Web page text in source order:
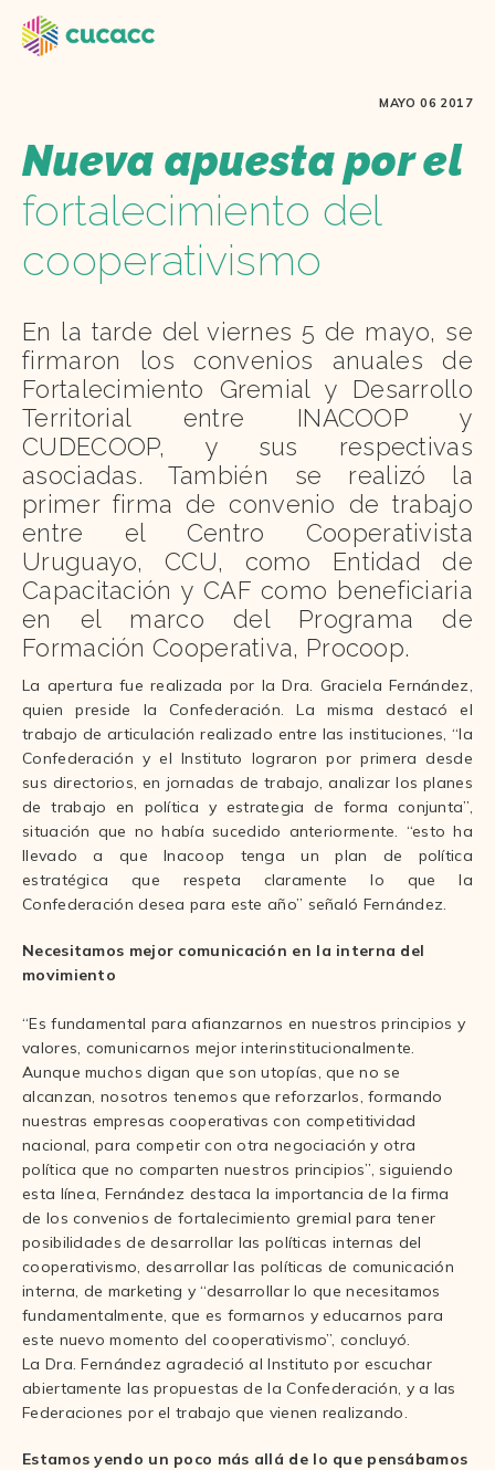
MAYO 06 2017
Nueva apuesta por el
fortalecimiento del
cooperativismo
En la tarde del viernes 5 de mayo, se
firmaron los convenios anuales de
Fortalecimiento Gremial y Desarrollo
Territorial entre INACOOP y
CUDECOOP, y sus respectivas
asociadas. También se realizó la
primer firma de convenio de trabajo
entre el Centro Cooperativista
Uruguayo, CCU, como Entidad de
Capacitación y CAF como beneficiaria
en el marco del Programa de
Formación Cooperativa, Procoop.
La apertura fue realizada por la Dra. Graciela Fernández,
quien preside la Confederación. La misma destacó el
trabajo de articulación realizado entre las instituciones, “la
Confederación y el Instituto lograron por primera desde
sus directorios, en jornadas de trabajo, analizar los planes
de trabajo en política y estrategia de forma conjunta”,
situación que no había sucedido anteriormente. “esto ha
llevado a que Inacoop tenga un plan de política
estratégica que respeta claramente lo que la
Confederación desea para este año” señaló Fernández.
Necesitamos mejor comunicación en la interna del
movimiento
“Es fundamental para afianzarnos en nuestros principios y
valores, comunicarnos mejor interinstitucionalmente.
Aunque muchos digan que son utopías, que no se
alcanzan, nosotros tenemos que reforzarlos, formando
nuestras empresas cooperativas con competitividad
nacional, para competir con otra negociación y otra
política que no comparten nuestros principios”, siguiendo
esta línea, Fernández destaca la importancia de la firma
de los convenios de fortalecimiento gremial para tener
posibilidades de desarrollar las políticas internas del
cooperativismo, desarrollar las políticas de comunicación
interna, de marketing y “desarrollar lo que necesitamos
fundamentalmente, que es formarnos y educarnos para
este nuevo momento del cooperativismo”, concluyó.
La Dra. Fernández agradeció al Instituto por escuchar
abiertamente las propuestas de la Confederación, y a las
Federaciones por el trabajo que vienen realizando.
Estamos yendo un poco más allá de lo que pensábamos